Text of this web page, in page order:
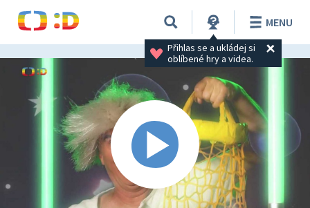
Přihlas se a ukládej si
oblíbené hry a videa.
MENU